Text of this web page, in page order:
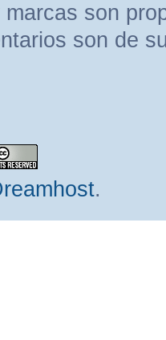
son
son de
.